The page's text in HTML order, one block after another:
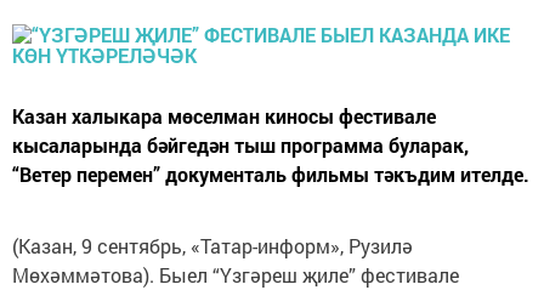
Казан халыкара мөселман киносы фестивале
кысаларында бәйгедән тыш программа буларак,
“Ветер перемен” документаль фильмы тәкъдим ителде.
(Казан, 9 сентябрь, «Татар-информ», Рузилә
Мөхәммәтова). Быел “Үзгәреш җиле” фестивале